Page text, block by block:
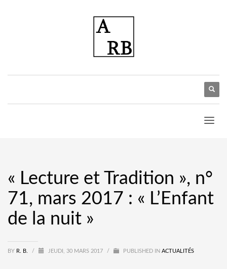
« Lecture et Tradition », n°
71, mars 2017 : « L’Enfant
de la nuit »
BY R. B. / JEUDI, 30 MARS 2017 / PUBLISHED IN ACTUALITÉS